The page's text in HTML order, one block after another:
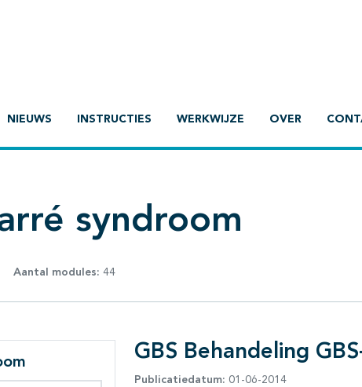
NIEUWS INSTRUCTIES WERKWIJZE OVER
syndroom
Aantal modules: 44
GBS Behandeling
Publicatiedatum: 01-06-2014